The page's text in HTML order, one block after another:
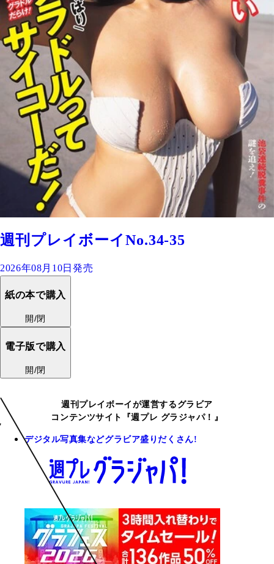
週刊プレイボーイNo.34-35
2026年08月10日発売
紙の本で購入
開/閉
電子版で購入
開/閉
週刊プレイボーイが運営するグラビア
コンテンツサイト『週プレ グラジャパ！』
デジタル写真集などグラビア盛りだくさん!